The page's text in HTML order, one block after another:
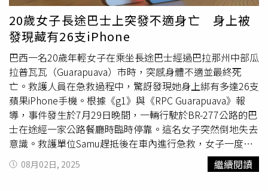
20歲女子長途巴士上突發不適身亡 身上被
發現藏有26支iPhone
巴西一名20歲年輕女子在乘坐長途巴士經過巴拉那州中部瓜
拉普瓦瓦（Guarapuava）市時，突感身體不適並最終死
亡。救護人員在急救過程中，驚訝發現她身上綁有多達26支
蘋果iPhone手機。根據《g1》與《RPC Guarapuava》報
導，事件發生於7月29日晚間，一輛行駛於BR-277公路的巴
士在途經一家公路餐廳時臨時停靠。這名女子突然倒地失去
意識。救護單位Samu趕抵後在車內進行急救，女子一度恢
復意識，但隨即發生心肺驟停，最終搶救無效，於現場宣告
死亡。另據當地軍警（PM-PR）通報，女子當時出現呼吸困
08月02日, 2025 繼續閱讀